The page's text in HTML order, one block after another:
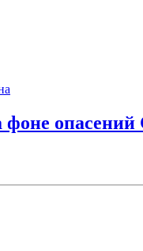
фоне